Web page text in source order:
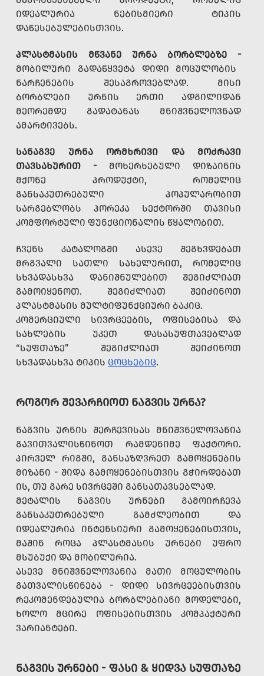
ᲘᲓᲔᲐᲚᲣᲠᲘᲐ ᲜᲔᲑᲘᲡᲛᲘᲔᲠᲘ ᲢᲘᲞᲘᲡ
ᲓᲐᲬᲔᲡᲔᲑᲣᲚᲔᲑᲘᲡᲗᲕᲘᲡ.
ᲞᲚᲐᲡᲢᲛᲐᲡᲘᲡ ᲛᲬᲕᲐᲜᲔ ᲣᲠᲜᲐ ᲑᲝᲠᲑᲚᲔᲑᲖᲔ -
ᲛᲝᲑᲘᲚᲣᲠᲘ ᲒᲐᲓᲐᲬᲧᲕᲔᲢᲐ ᲓᲘᲓᲘ ᲛᲝᲪᲣᲚᲝᲑᲘᲡ
ᲜᲐᲠᲩᲔᲜᲔᲑᲘᲡ ᲨᲔᲡᲐᲒᲠᲝᲕᲔᲑᲚᲐᲓ. ᲛᲘᲡᲘ
ᲑᲝᲠᲑᲚᲔᲑᲘ ᲣᲠᲜᲘᲡ ᲔᲠᲗᲘ ᲐᲓᲒᲘᲚᲘᲓᲐᲜ
ᲛᲔᲝᲠᲔᲛᲓᲔ ᲒᲐᲓᲐᲢᲐᲜᲐᲡ ᲛᲜᲘᲨᲕᲜᲔᲚᲝᲕᲜᲐᲓ
ᲐᲛᲐᲠᲢᲘᲕᲔᲑᲡ.
ᲡᲐᲜᲐᲒᲕᲔ ᲣᲠᲜᲐ ᲝᲠᲛᲮᲠᲘᲕᲘ ᲓᲐ ᲛᲝᲫᲠᲐᲕᲘ
ᲗᲐᲕᲡᲐᲮᲣᲠᲘᲗ -ᲛᲝᲮᲔᲠᲮᲔᲑᲣᲚᲘ ᲓᲘᲖᲐᲘᲜᲘᲡ
ᲛᲥᲝᲜᲔ ᲞᲠᲝᲓᲣᲥᲢᲘ, ᲠᲝᲛᲔᲚᲘᲪ
ᲒᲐᲜᲡᲐᲙᲣᲗᲠᲔᲑᲣᲚᲘ ᲞᲝᲞᲣᲚᲐᲠᲝᲑᲘᲗ
ᲡᲐᲠᲒᲔᲑᲚᲝᲑᲡ ᲰᲝᲠᲔᲙᲐ ᲡᲔᲥᲢᲝᲠᲨᲘ ᲗᲐᲕᲘᲡᲘ
ᲙᲝᲛᲤᲝᲠᲢᲣᲚᲘ ᲤᲣᲜᲥᲪᲘᲝᲜᲐᲚᲘᲡ ᲬᲧᲐᲚᲝᲑᲘᲗ.
ᲩᲕᲔᲜᲡ ᲙᲐᲢᲐᲚᲝᲒᲨᲘ ᲐᲡᲔᲕᲔ ᲨᲔᲒᲮᲕᲓᲔᲑᲐᲗ
ᲛᲠᲒᲕᲐᲚᲘ ᲡᲐᲗᲚᲘ ᲡᲐᲮᲔᲚᲣᲠᲘᲗ, ᲠᲝᲛᲔᲚᲘᲪ
ᲡᲮᲕᲐᲓᲐᲡᲮᲕᲐ ᲓᲐᲜᲘᲨᲜᲣᲚᲔᲑᲘᲗ ᲨᲔᲒᲘᲫᲚᲘᲐᲗ
ᲒᲐᲛᲝᲘᲧᲔᲜᲝᲗ. ᲨᲔᲒᲘᲫᲚᲘᲐᲗ ᲨᲔᲘᲫᲘᲜᲝᲗ
ᲞᲚᲐᲡᲢᲛᲐᲡᲘᲡ ᲛᲣᲚᲢᲘᲤᲣᲜᲥᲪᲘᲣᲠᲘ ᲑᲐᲙᲘᲪ.
ᲙᲝᲛᲔᲠᲪᲘᲣᲚᲘ ᲡᲘᲕᲠᲪᲔᲔᲑᲘᲡ, ᲝᲤᲘᲡᲔᲑᲘᲡᲐ ᲓᲐ
ᲡᲐᲮᲚᲔᲑᲘᲡ ᲣᲙᲔᲗ ᲓᲐᲡᲐᲡᲣᲤᲗᲐᲕᲔᲑᲚᲐᲓ
“ᲡᲣᲤᲗᲐᲖᲔ” ᲨᲔᲒᲘᲫᲚᲘᲐᲗ ᲨᲔᲘᲫᲘᲜᲝᲗ
ᲡᲮᲕᲐᲓᲐᲡᲮᲕᲐ ᲢᲘᲞᲘᲡ ᲪᲝᲪᲮᲔᲑᲘᲪ.
ᲠᲝᲒᲝᲠ ᲨᲔᲕᲐᲠᲩᲘᲝᲗ ᲜᲐᲒᲕᲘᲡ ᲣᲠᲜᲐ?
ᲜᲐᲒᲕᲘᲡ ᲣᲠᲜᲘᲡ ᲨᲔᲠᲩᲔᲕᲘᲡᲐᲡ ᲛᲜᲘᲨᲕᲜᲔᲚᲝᲕᲐᲜᲘᲐ
ᲒᲐᲕᲘᲗᲕᲐᲚᲘᲡᲬᲘᲜᲝᲗ ᲠᲐᲛᲓᲔᲜᲘᲛᲔ ᲤᲐᲥᲢᲝᲠᲘ.
ᲞᲘᲠᲕᲔᲚ ᲠᲘᲒᲨᲘ, ᲒᲐᲜᲡᲐᲖᲦᲕᲠᲔᲗ ᲒᲐᲛᲝᲧᲔᲜᲔᲑᲘᲡ
ᲛᲘᲖᲐᲜᲘ - ᲨᲘᲓᲐ ᲒᲐᲛᲝᲧᲔᲜᲔᲑᲘᲡᲗᲕᲘᲡ ᲒᲭᲘᲠᲓᲔᲑᲐᲗ
ᲘᲡ, ᲗᲣ ᲒᲐᲠᲔ ᲡᲘᲕᲠᲪᲔᲨᲘ ᲒᲐᲜᲡᲐᲗᲐᲕᲡᲔᲑᲚᲐᲓ.
ᲛᲔᲢᲐᲚᲘᲡ ᲜᲐᲒᲕᲘᲡ ᲣᲠᲜᲔᲑᲘ ᲒᲐᲛᲝᲘᲠᲩᲔᲕᲐ
ᲒᲐᲜᲡᲐᲙᲣᲗᲠᲔᲑᲣᲚᲘ ᲒᲐᲛᲫᲚᲔᲝᲑᲘᲗ ᲓᲐ
ᲘᲓᲔᲐᲚᲣᲠᲘᲐ ᲘᲜᲢᲔᲜᲡᲘᲣᲠᲘ ᲒᲐᲛᲝᲧᲔᲜᲔᲑᲘᲡᲗᲕᲘᲡ,
ᲛᲐᲨᲘᲜ ᲠᲝᲪᲐ ᲞᲚᲐᲡᲢᲛᲐᲡᲘᲡ ᲣᲠᲜᲔᲑᲘ ᲣᲤᲠᲝ
ᲛᲡᲣᲑᲣᲥᲘ ᲓᲐ ᲛᲝᲑᲘᲚᲣᲠᲘᲐ.
ᲐᲡᲔᲕᲔ ᲛᲜᲘᲨᲕᲜᲔᲚᲝᲕᲐᲜᲘᲐ ᲛᲐᲗᲘ ᲛᲝᲪᲣᲚᲝᲑᲘᲡ
ᲒᲐᲗᲕᲐᲚᲘᲡᲬᲘᲜᲔᲑᲐ - ᲓᲘᲓᲘ ᲡᲘᲕᲠᲪᲔᲔᲑᲘᲡᲗᲕᲘᲡ
ᲠᲔᲙᲝᲛᲔᲜᲓᲔᲑᲣᲚᲘᲐ ᲑᲝᲠᲑᲚᲔᲑᲘᲐᲜᲘ ᲛᲝᲓᲔᲚᲔᲑᲘ,
ᲮᲝᲚᲝ ᲛᲪᲘᲠᲔ ᲝᲤᲘᲡᲔᲑᲘᲡᲗᲕᲘᲡ ᲙᲝᲛᲞᲐᲥᲢᲣᲠᲘ
ᲕᲐᲠᲘᲐᲜᲢᲔᲑᲘ.
ᲜᲐᲒᲕᲘᲡ ᲣᲠᲜᲔᲑᲘ - ᲤᲐᲡᲘ & ᲧᲘᲓᲕᲐ ᲡᲣᲤᲗᲐᲖᲔ